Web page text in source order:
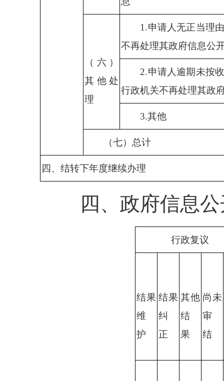
（六）
其他处
理
1.申请人无正当理
不再处理其政府信息公
2.申请人逾期未按
行政机关不再处理其政
3.其他
（七）总计
四 、 结转下年度继续办理
四、政府信息
行政复议
结果
维
护
结果
纠
正
其他
结
果
尚未
审
结